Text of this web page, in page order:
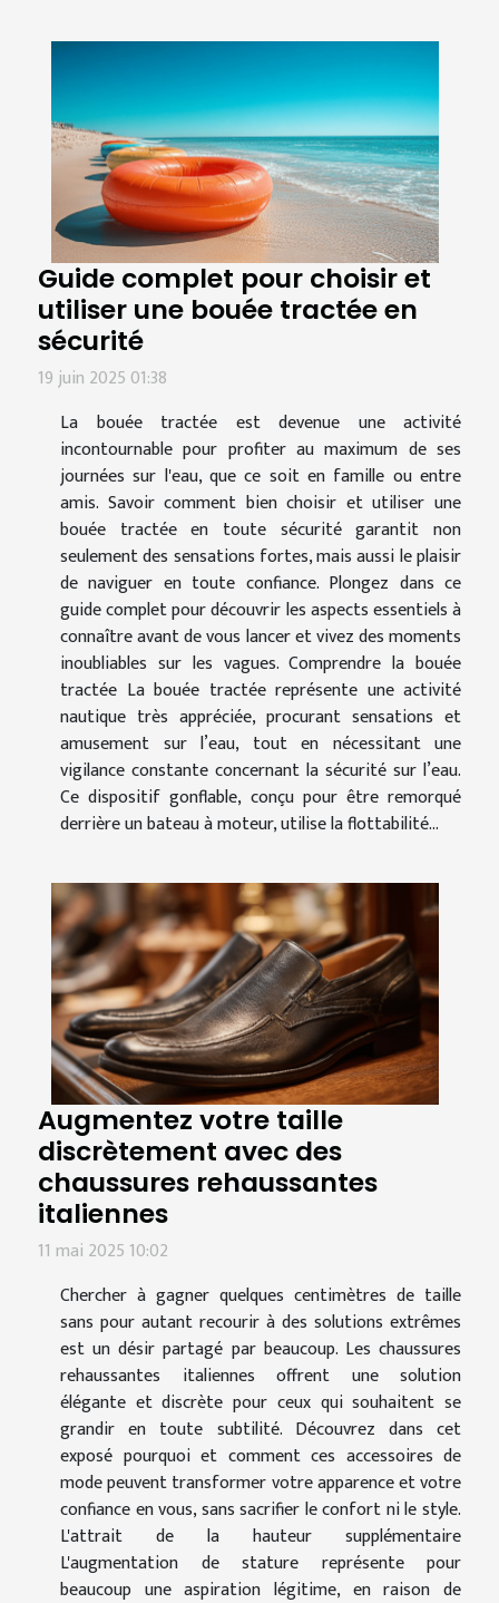
Guide complet pour choisir et
utiliser une bouée tractée en
sécurité
19 juin 2025 01:38
La bouée tractée est devenue une activité
incontournable pour profiter au maximum de ses
journées sur l'eau, que ce soit en famille ou entre
amis. Savoir comment bien choisir et utiliser une
bouée tractée en toute sécurité garantit non
seulement des sensations fortes, mais aussi le plaisir
de naviguer en toute confiance. Plongez dans ce
guide complet pour découvrir les aspects essentiels à
connaître avant de vous lancer et vivez des moments
inoubliables sur les vagues. Comprendre la bouée
tractée La bouée tractée représente une activité
nautique très appréciée, procurant sensations et
amusement sur l’eau, tout en nécessitant une
vigilance constante concernant la sécurité sur l’eau.
Ce dispositif gonflable, conçu pour être remorqué
derrière un bateau à moteur, utilise la flottabilité...
Augmentez votre taille
discrètement avec des
chaussures rehaussantes
italiennes
11 mai 2025 10:02
Chercher à gagner quelques centimètres de taille
sans pour autant recourir à des solutions extrêmes
est un désir partagé par beaucoup. Les chaussures
rehaussantes italiennes offrent une solution
élégante et discrète pour ceux qui souhaitent se
grandir en toute subtilité. Découvrez dans cet
exposé pourquoi et comment ces accessoires de
mode peuvent transformer votre apparence et votre
confiance en vous, sans sacrifier le confort ni le style.
L'attrait de la hauteur supplémentaire
L'augmentation de stature représente pour
beaucoup une aspiration légitime, en raison de